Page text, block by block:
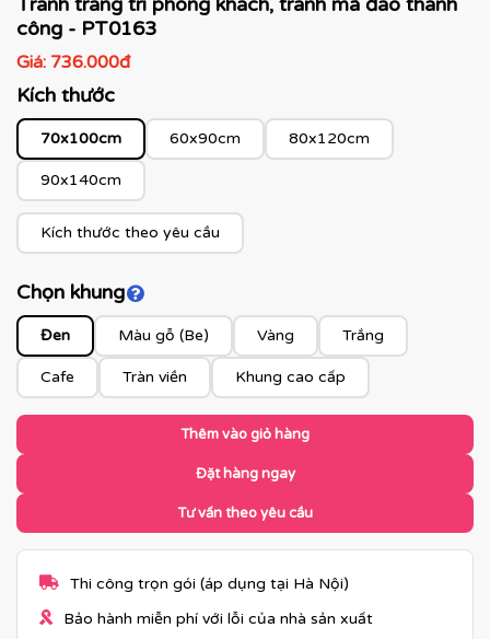
công - PT0163
Giá: 736.000đ
Kích thước
70x100cm 60x90cm 80x120cm
90x140cm
Kích thước theo yêu cầu
Chọn khungClick để xem màu khung
Đen Màu gỗ (Be) Vàng Trắng
Cafe Tràn viền Khung cao cấp
Thêm vào giỏ hàng
Đặt hàng ngay
Tư vấn theo yêu cầu
Thi công trọn gói (áp dụng tại Hà Nội)
Bảo hành miễn phí với lỗi của nhà sản xuất